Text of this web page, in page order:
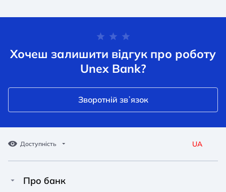
Хочеш залишити відгук про роботу
Unex Bank?
Зворотній звʼязок
Доступність UA
Про банк